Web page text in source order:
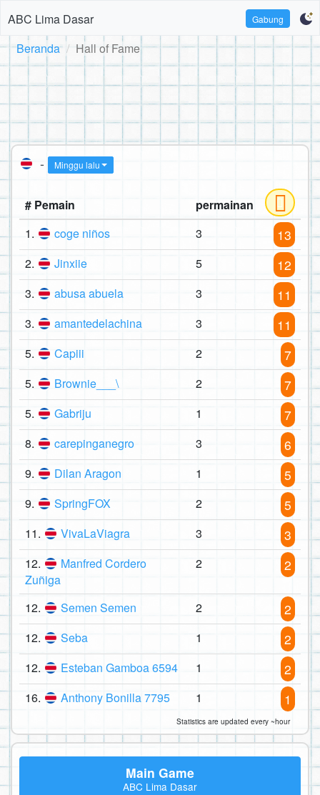
ABC Lima Dasar Gabung
Beranda Hall of Fame
- Minggu lalu
# Pemain
permainan
1.
coge niños 3 13
2. Jinxiie 5 12
3. abusa abuela 3 11
3. amantedelachina 3 11
5. Capiii 2 7
5. Brownie___\ 2 7
5. Gabriju 1 7
8. carepinganegro 3 6
9. Dilan Aragon 1 5
9. SpringFOX 2 5
11. VivaLaViagra 3 3
12.
Manfred Cordero
Zuñiga
2 2
12. Semen Semen 2 2
12. Seba 1 2
12. Esteban Gamboa 6594 1 2
16. Anthony Bonilla 7795 1 1
Statistics are updated every ~hour
Main Game
ABC Lima Dasar